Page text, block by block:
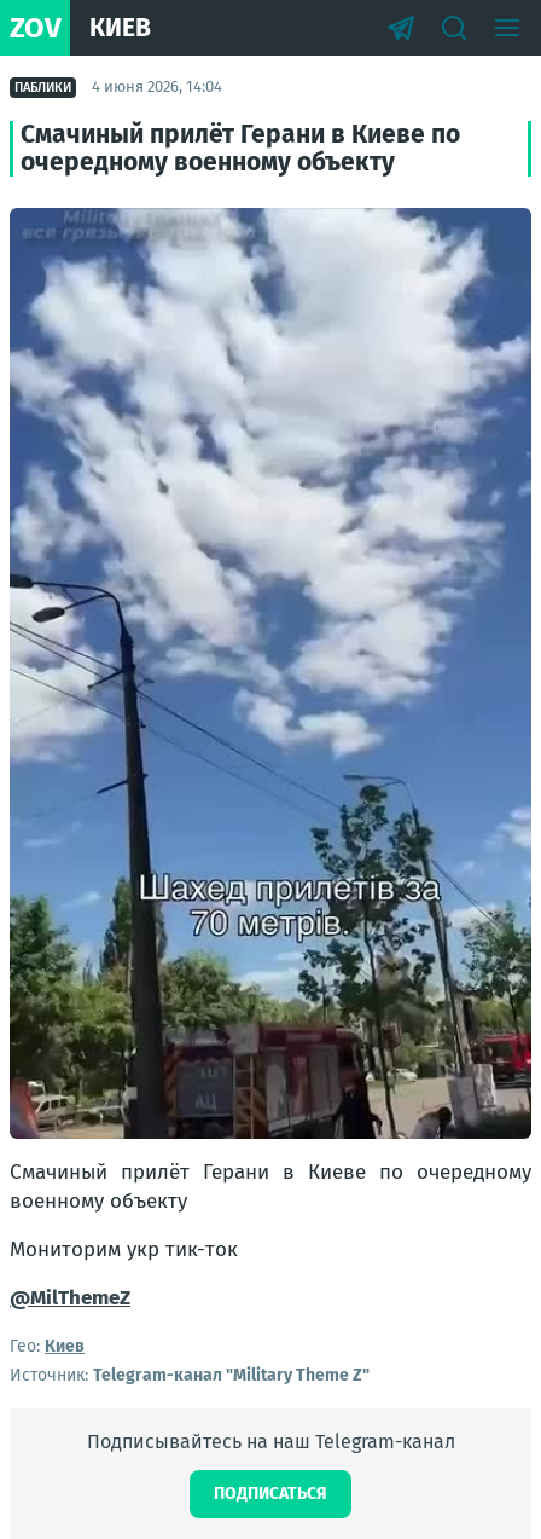
ZOV КИЕВ
ПАБЛИКИ 4 июня 2026, 14:04
Смачиный прилёт Герани в Киеве по
очередному военному объекту
Смачиный прилёт Герани в Киеве по очередному
военному объекту
Мониторим укр тик-ток
@MilThemeZ
Гео: Киев
Источник: Telegram-канал "Military Theme Z"
Подписывайтесь на наш Telegram-канал
ПОДПИСАТЬСЯ